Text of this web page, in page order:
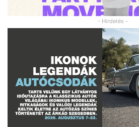
- Hirdetés -